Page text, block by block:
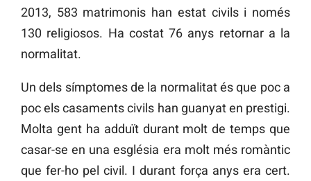
2013, 583 matrimonis han estat civils i només
130 religiosos. Ha costat 76 anys retornar a la
normalitat.
Un dels símptomes de la normalitat és que poc a
poc els casaments civils han guanyat en prestigi.
Molta gent ha adduït durant molt de temps que
casar-se en una església era molt més romàntic
que fer-ho pel civil. I durant força anys era cert.